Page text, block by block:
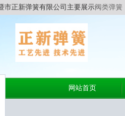
市正新弹簧有限公司主要展示阀类弹簧
网站首页